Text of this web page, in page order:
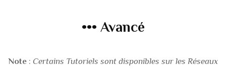
••• Avancé
Note : Certains Tutoriels sont disponibles sur les Réseaux